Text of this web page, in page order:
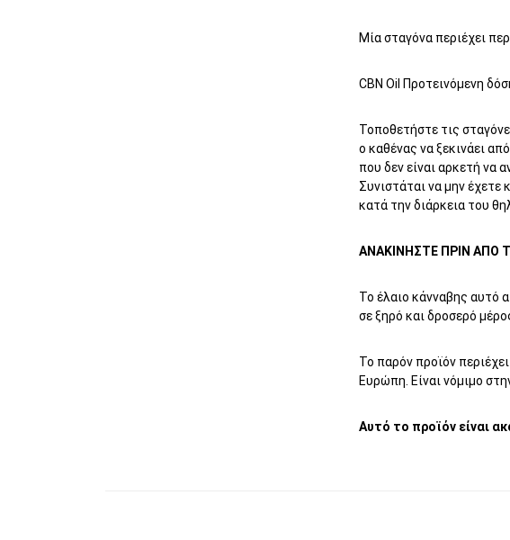
Μία σταγόνα περιέχει
CBN Oil Προτεινόμενη
Τοποθετήστε τις
ο καθένας να ξεκινάει
που δεν είναι αρκετή να
Συνιστάται να μην
κατά την διάρκεια του
ΑΝΑΚΙΝΗΣΤΕ ΠΡΙΝ ΑΠΟ
Το έλαιο κάνναβης αυτό
σε ξηρό και δροσερό
Το παρόν προϊόν
Ευρώπη. Είναι νόμιμο
Αυτό το προϊόν είναι